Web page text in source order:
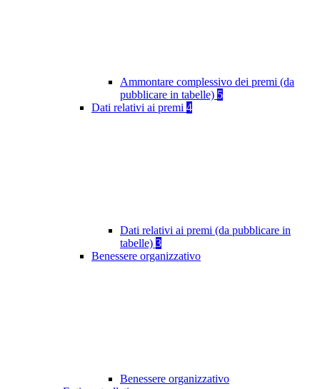
Ammontare complessivo dei premi (da
pubblicare in tabelle) 5
Dati relativi ai premi 4
Dati relativi ai premi (da pubblicare in
tabelle) 3
Benessere organizzativo
Benessere organizzativo